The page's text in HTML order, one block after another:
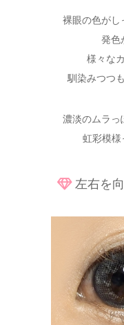
裸眼の色がし
発色
様々な
馴染みつつ
濃淡のムラっ
虹彩模様
左右を